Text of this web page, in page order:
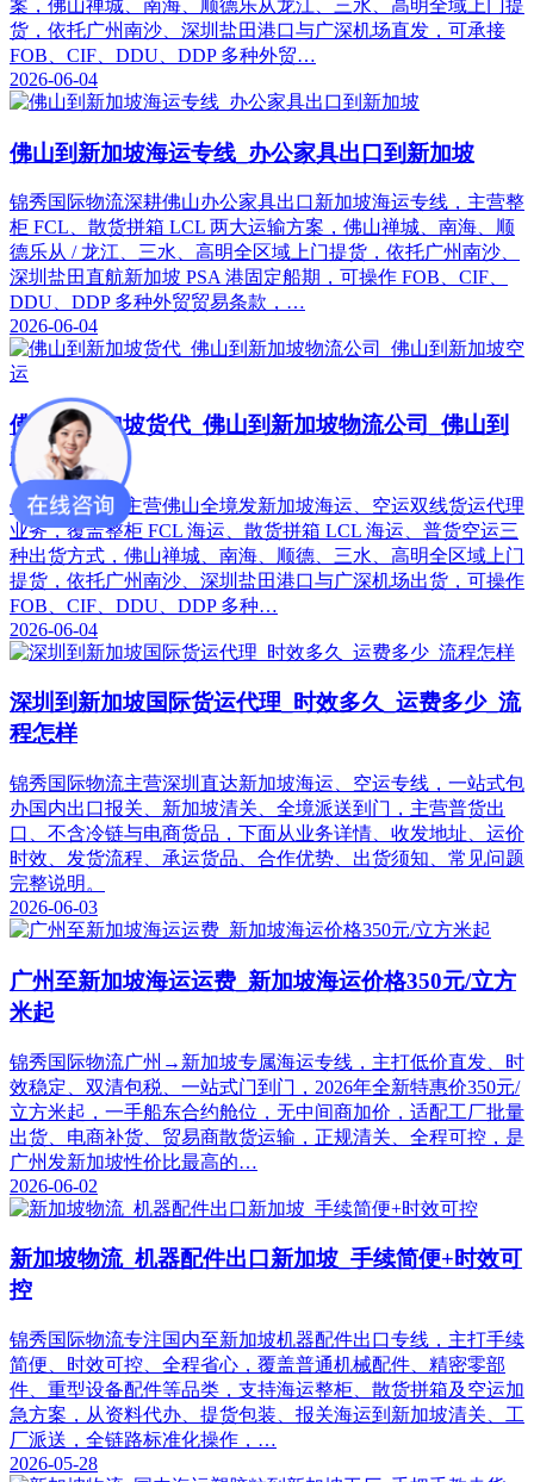
案，佛山禅城、南海、顺德乐从龙江、三水、高明全域上门提
货，依托广州南沙、深圳盐田港口与广深机场直发，可承接
FOB、CIF、DDU、DDP 多种外贸…
2026-06-04
佛山到新加坡海运专线_办公家具出口到新加坡
锦秀国际物流深耕佛山办公家具出口新加坡海运专线，主营整
柜 FCL、散货拼箱 LCL 两大运输方案，佛山禅城、南海、顺
德乐从 / 龙江、三水、高明全区域上门提货，依托广州南沙、
深圳盐田直航新加坡 PSA 港固定船期，可操作 FOB、CIF、
DDU、DDP 多种外贸贸易条款，…
2026-06-04
佛山到新加坡货代_佛山到新加坡物流公司_佛山到
新加坡空运
锦秀国际物流主营佛山全境发新加坡海运、空运双线货运代理
业务，覆盖整柜 FCL 海运、散货拼箱 LCL 海运、普货空运三
种出货方式，佛山禅城、南海、顺德、三水、高明全区域上门
提货，依托广州南沙、深圳盐田港口与广深机场出货，可操作
FOB、CIF、DDU、DDP 多种…
2026-06-04
深圳到新加坡国际货运代理_时效多久_运费多少_流
程怎样
锦秀国际物流主营深圳直达新加坡海运、空运专线，一站式包
办国内出口报关、新加坡清关、全境派送到门，主营普货出
口、不含冷链与电商货品，下面从业务详情、收发地址、运价
时效、发货流程、承运货品、合作优势、出货须知、常见问题
完整说明。
2026-06-03
广州至新加坡海运运费_新加坡海运价格350元/立方
米起
锦秀国际物流广州→新加坡专属海运专线，主打低价直发、时
效稳定、双清包税、一站式门到门，2026年全新特惠价350元/
立方米起，一手船东合约舱位，无中间商加价，适配工厂批量
出货、电商补货、贸易商散货运输，正规清关、全程可控，是
广州发新加坡性价比最高的…
2026-06-02
新加坡物流_机器配件出口新加坡_手续简便+时效可
控
锦秀国际物流专注国内至新加坡机器配件出口专线，主打手续
简便、时效可控、全程省心，覆盖普通机械配件、精密零部
件、重型设备配件等品类，支持海运整柜、散货拼箱及空运加
急方案，从资料代办、提货包装、报关海运到新加坡清关、工
厂派送，全链路标准化操作，…
2026-05-28